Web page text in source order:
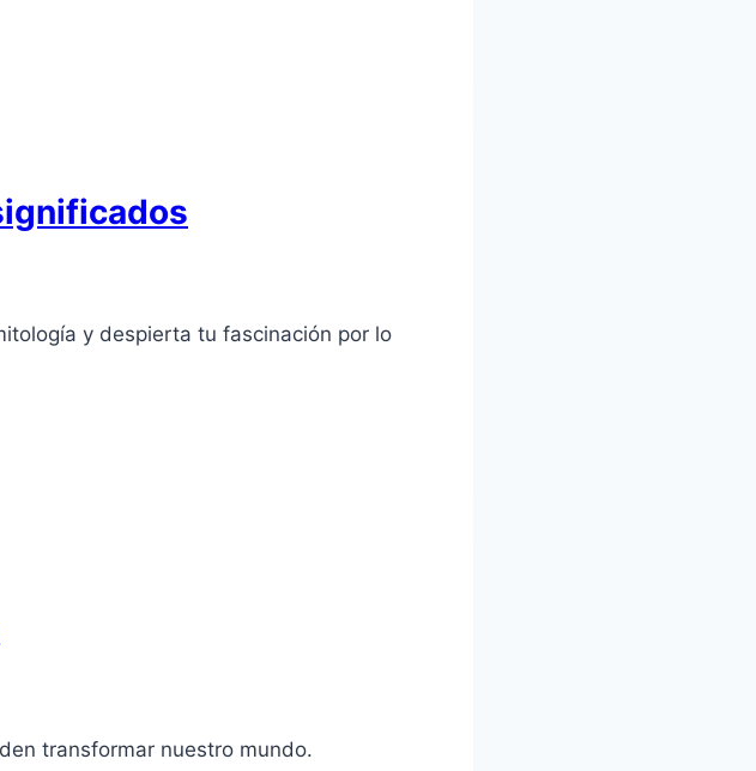
y despierta tu fascinación por lo
transformar nuestro mundo.